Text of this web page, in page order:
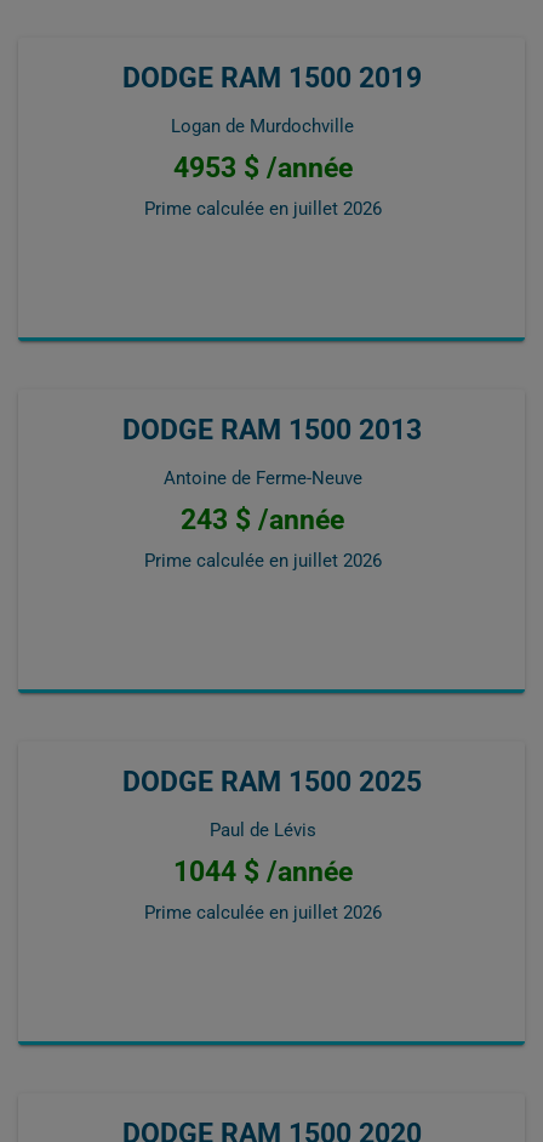
DODGE RAM 1500 2019
Logan de Murdochville
4953 $ /année
Prime calculée en juillet 2026
DODGE RAM 1500 2013
Antoine de Ferme-Neuve
243 $ /année
Prime calculée en juillet 2026
DODGE RAM 1500 2025
Paul de Lévis
1044 $ /année
Prime calculée en juillet 2026
DODGE RAM 1500 2020